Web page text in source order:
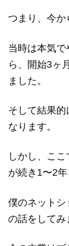
つまり、今か
当時は本気
ら、開始3ヶ
ました。
そして結果的
なります。
しかし、こ
が続き1〜2年
僕のネット
の話をしてみ